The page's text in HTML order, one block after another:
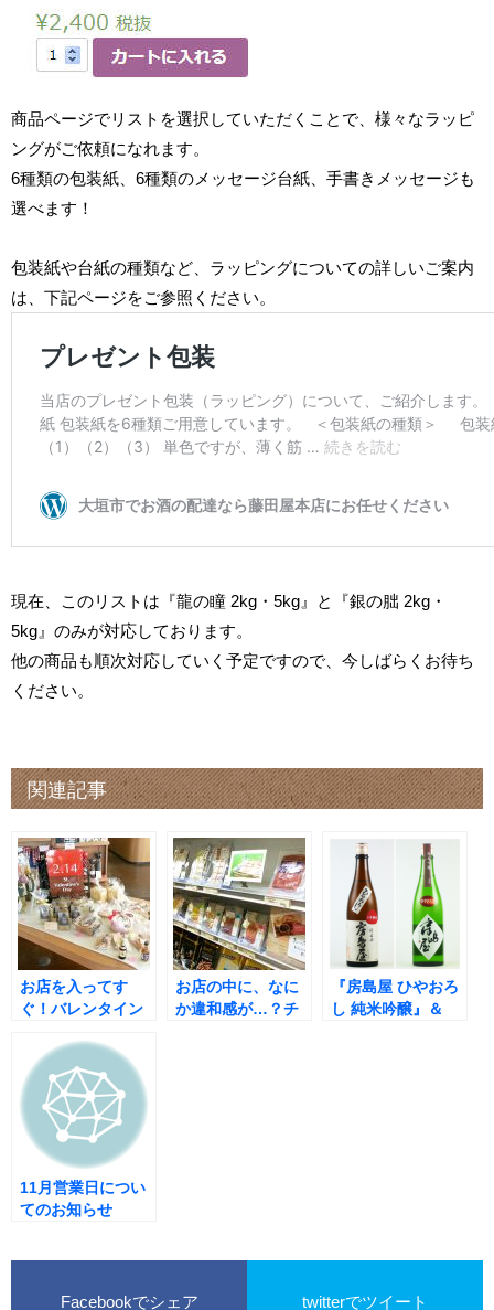
商品ページでリストを選択していただくことで、様々なラッピ
ングがご依頼になれます。
6種類の包装紙、6種類のメッセージ台紙、手書きメッセージも
選べます！
包装紙や台紙の種類など、ラッピングについての詳しいご案内
は、下記ページをご参照ください。
現在、このリストは『龍の瞳 2kg・5kg』と『銀の朏 2kg・
5kg』のみが対応しております。
他の商品も順次対応していく予定ですので、今しばらくお待ち
ください。
関連記事
お店を入ってす
ぐ！バレンタイン
います！
お店の中に、なに
か違和感が…？チ
『房島屋 ひやおろ
し 純米吟醸』＆
11月営業日につい
てのお知らせ
Facebookでシェア twitterでツイート